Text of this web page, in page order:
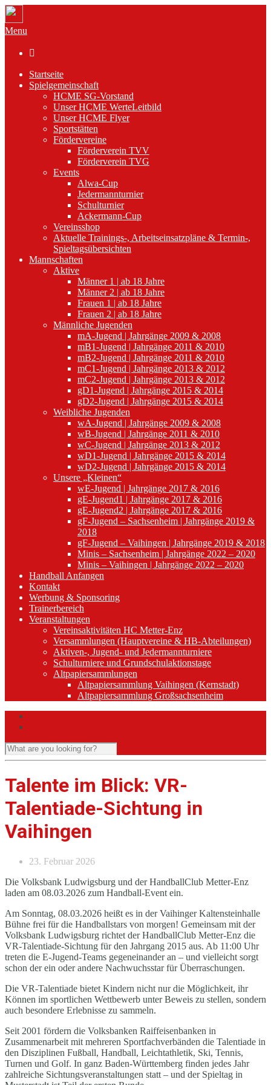
Menu

Startseite
Spielgemeinschaft
HCME SG-Vorstand
Unser HCME WerteLeitbild
Unser HCME Flyer
Sportstätten
Fördervereine
Förderverein TVV
Förderverein TVG
Events
Alwa-Cup
Jedermannturnier
Schulturnier
Ackermann-Cup
Vereinsshop
Aktuelle Trainings-, Arbeitseinsatzpläne & Termin-,
Spieltagsübersichten
Mannschaften
Aktive
Männer 1 | ab 18 Jahre
Männer 2 | ab 18 Jahre
Frauen 1 | ab 18 Jahre
Frauen 2 | ab 18 Jahre
Männliche Jugenden
mA-Jugend | Jahrgänge 2009 & 2008
mB1-Jugend | Jahrgänge 2011 & 2010
mB2-Jugend | Jahrgänge 2011 & 2010
mC1-Jugend | Jahrgänge 2013 & 2012
mC2-Jugend | Jahrgänge 2013 & 2012
gD1-Jugend | Jahrgänge 2015 & 2014
gD2-Jugend | Jahrgänge 2015 & 2014
Weibliche Jugenden
wA-Jugend | Jahrgänge 2009 & 2008
wB-Jugend | Jahrgänge 2011 & 2010
wC-Jugend | Jahrgänge 2013 & 2012
wD1-Jugend | Jahrgänge 2015 & 2014
wD2-Jugend | Jahrgänge 2015 & 2014
Unsere „Kleinen“
wE-Jugend | Jahrgänge 2017 & 2016
gE-Jugend1 | Jahrgänge 2017 & 2016
gE-Jugend2 | Jahrgänge 2017 & 2016
gF-Jugend – Sachsenheim | Jahrgänge 2019 &
2018
gF-Jugend – Vaihingen | Jahrgänge 2019 & 2018
Minis – Sachsenheim | Jahrgänge 2022 – 2020
Minis – Vaihingen | Jahrgänge 2022 – 2020
Handball Anfangen
Kontakt
Werbung & Sponsoring
Trainerbereich
Veranstaltungen
Vereinsaktivitäten HC Metter-Enz
Versammlungen (Hauptvereine & HB-Abteilungen)
Aktiven-, Jugend- und Jedermannturniere
Schulturniere und Grundschulaktionstage
Altpapiersammlungen
Altpapiersammlung Vaihingen (Kernstadt)
Altpapiersammlung Großsachsenheim
Talente im Blick: VR-
Talentiade-Sichtung in
Vaihingen
23. Februar 2026
Die Volksbank Ludwigsburg und der HandballClub Metter-Enz
laden am 08.03.2026 zum Handball-Event ein.
Am Sonntag, 08.03.2026 heißt es in der Vaihinger Kaltensteinhalle
Bühne frei für die Handballstars von morgen! Gemeinsam mit der
Volksbank Ludwigsburg richtet der HandballClub Metter-Enz die
VR-Talentiade-Sichtung für den Jahrgang 2015 aus. Ab 11:00 Uhr
treten die E-Jugend-Teams gegeneinander an – und vielleicht sorgt
schon der ein oder andere Nachwuchsstar für Überraschungen.
Die VR-Talentiade bietet Kindern nicht nur die Möglichkeit, ihr
Können im sportlichen Wettbewerb unter Beweis zu stellen, sondern
auch besondere Erlebnisse zu sammeln.
Seit 2001 fördern die Volksbanken Raiffeisenbanken in
Zusammenarbeit mit mehreren Sportfachverbänden die Talentiade in
den Disziplinen Fußball, Handball, Leichtathletik, Ski, Tennis,
Turnen und Golf. In ganz Baden-Württemberg finden jedes Jahr
zahlreiche Sichtungsveranstaltungen statt – und der Spieltag in